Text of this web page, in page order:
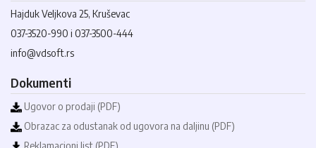
Hajduk Veljkova 25, Kruševac
037-3520-990 i 037-3500-444
info@vdsoft.rs
Dokumenti
Ugovor o prodaji (PDF)
Obrazac za odustanak od ugovora na daljinu (PDF)
Reklamacioni list (PDF)